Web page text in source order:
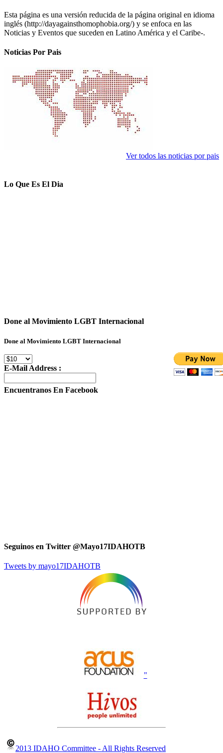
Esta página es una versión reducida de la página original en idioma
inglés (http://dayagainsthomophobia.org/) y se enfoca en las
Noticias y Eventos que suceden en Latino América y el Caribe-.
Noticias Por Pais
Ver todos las noticias por pais
Lo Que Es El Dia
Done al Movimiento LGBT Internacional
Done al Movimiento LGBT Internacional
E-Mail Address :
Encuentranos En Facebook
Seguinos en Twitter @Mayo17IDAHOTB
Tweets by mayo17IDAHOTB
"
2013 IDAHO Committee - All Rights Reserved